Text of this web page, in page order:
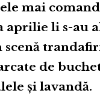
mai
aprilie li s-au
de
și lavandă.